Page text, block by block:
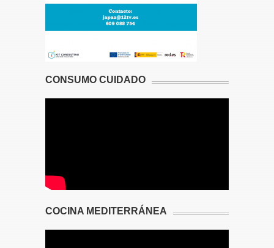
CONSUMO CUIDADO
COCINA MEDITERRÁNEA